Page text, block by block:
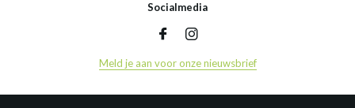
Socialmedia
Meld je aan voor onze nieuwsbrief